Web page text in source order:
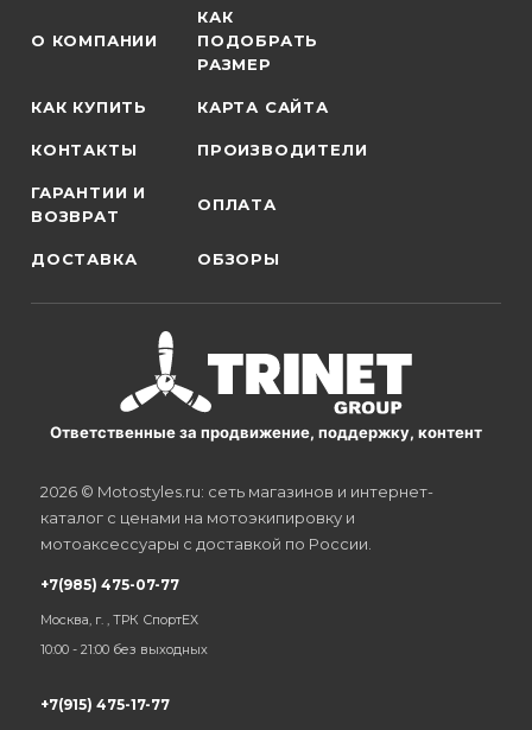
О КОМПАНИИ
КАК
ПОДОБРАТЬ
РАЗМЕР
КАК КУПИТЬ КАРТА САЙТА
КОНТАКТЫ ПРОИЗВОДИТЕЛИ
ГАРАНТИИ И
ВОЗВРАТ
ОПЛАТА
ДОСТАВКА ОБЗОРЫ
Ответственные за продвижение, поддержку, контент
2026 © Motostyles.ru: сеть магазинов и интернет-
каталог с ценами на мотоэкипировку и
мотоаксессуары с доставкой по России.
+7(985) 475-07-77
Москва, г. , ТРК СпортЕХ
10:00 - 21:00 без выходных
+7(915) 475-17-77